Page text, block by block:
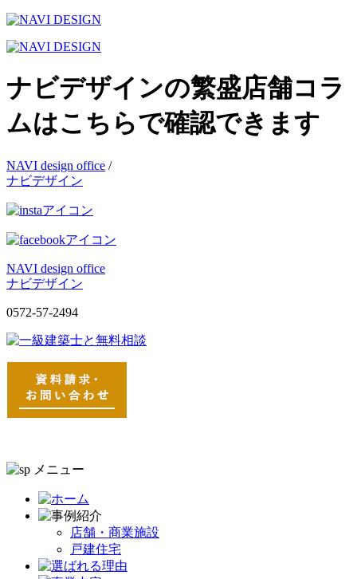
ナビデザインの繁盛店舗コラ
ムはこちらで確認できます
NAVI design office /
ナビデザイン
NAVI design office
ナビデザイン
0572-57-2494
店舗・商業施設
戸建住宅